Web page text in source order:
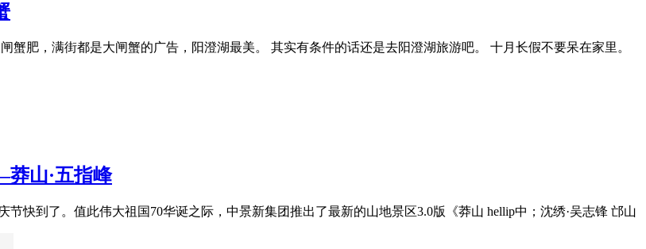
肥，满街都是大闸蟹的广告，阳澄湖最美。 其实有条件的话还是去阳澄湖旅游吧。 十月长假不要呆在家里。
山·五指峰
快到了。值此伟大祖国70华诞之际，中景新集团推出了最新的山地景区3.0版《莽山 hellip中；沈绣·吴志锋 邙山